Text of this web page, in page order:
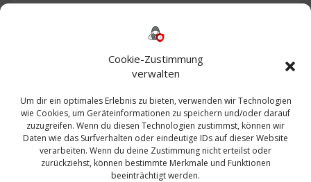
Cookie-Zustimmung
verwalten
Um dir ein optimales Erlebnis zu bieten, verwenden wir Technologien
wie Cookies, um Geräteinformationen zu speichern und/oder darauf
zuzugreifen. Wenn du diesen Technologien zustimmst, können wir
Daten wie das Surfverhalten oder eindeutige IDs auf dieser Website
verarbeiten. Wenn du deine Zustimmung nicht erteilst oder
zurückziehst, können bestimmte Merkmale und Funktionen
beeinträchtigt werden.
Bautagebuch
Exchange firewall Fritzbox
Microsoft
Sanierung SBS Security Server Sicherheit
Sicherung SIEM Sophos SSL Ubuntu
Update Upgrade UTM VCenter VCSA Veeam
VMWare VPN WAZUH Windows
Zertifikat